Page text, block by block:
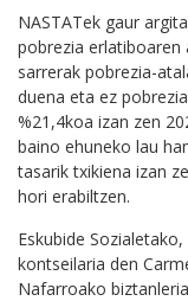
NASTATek gaur
pobrezia
sarrerak pobrezia-
duena eta ez
%21,4koa izan zen
baino ehuneko lau
tasarik txikiena izan
hori erabiltzen.
Eskubide
kontseilaria den
Nafarroako